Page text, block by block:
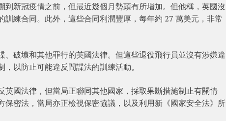
新冠疫情之前，但最近幾個月勢頭有所增加。但他稱，英國沒
練合同。此外，這些合同利潤豐厚，每年約 27 萬美元，非常
破壞和其他罪行的英國法律。但這些退役飛行員並沒有涉嫌違
以防止可能違反間諜法的訓練活動。
國法律，但當局正聯同其他國家，採取果斷措施制止有關情
密法，當局亦正檢視保密協議，以及利用新《國家安全法》所